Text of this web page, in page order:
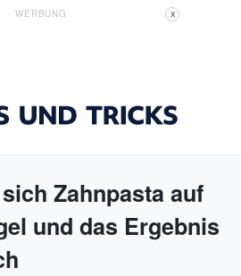
WERBUNG X
Zahnpasta auf
und das Ergebnis